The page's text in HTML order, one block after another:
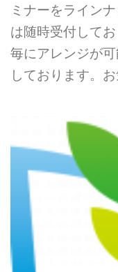
ミナーをライン
は随時受付して
毎にアレンジが
しております。